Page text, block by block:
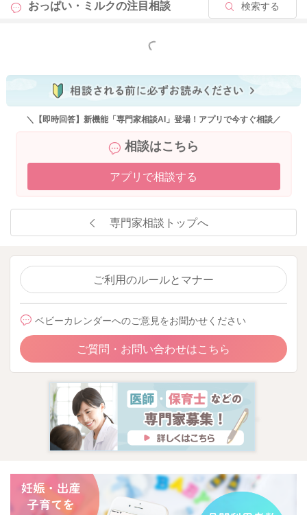
おっぱい・ミルクの注目相談 検索する
もっと見る
＼【即時回答】新機能「専門家相談AI」登場！アプリで今すぐ相談／
相談はこちら
アプリで相談する
専門家相談トップへ
ご利用のルールとマナー
ベビーカレンダーへのご意見をお聞かせください
ご質問・お問い合わせはこちら